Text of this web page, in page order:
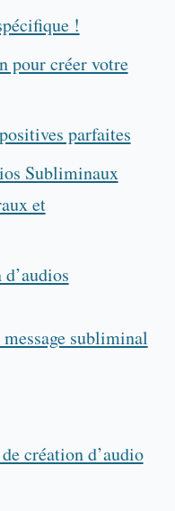
!
pour créer votre
parfaites
Subliminaux
et
subliminal
création d’audio